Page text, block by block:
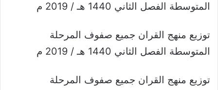
المتوسطة الفصل الثاني 1440 هـ / 2019 م
توزيع منهج القران جميع صفوف المرحلة
المتوسطة الفصل الثاني 1440 هـ / 2019 م
توزيع منهج القران جميع صفوف المرحلة